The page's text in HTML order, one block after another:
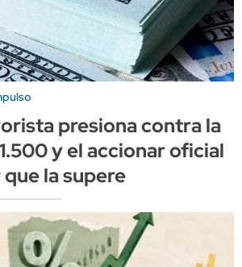
presiona contra la
y el accionar oficial
la supere